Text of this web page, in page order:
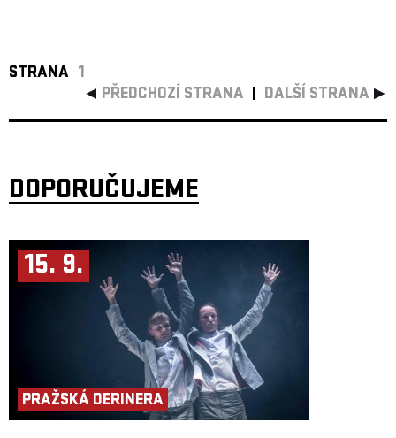
STRANA 1
PŘEDCHOZÍ STRANA
DALŠÍ STRANA
DOPORUČUJEME
15. 9.
PRAŽSKÁ DERINERA